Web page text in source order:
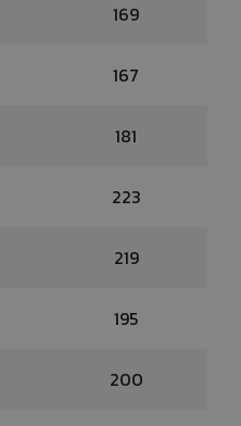
169
167
181
223
219
195
200